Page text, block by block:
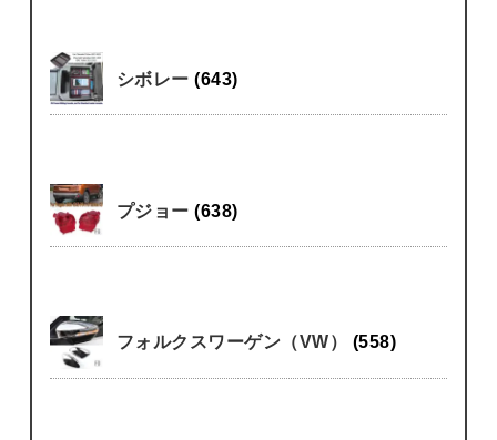
シボレー(643)
プジョー(638)
フォルクスワーゲン（VW） (558)